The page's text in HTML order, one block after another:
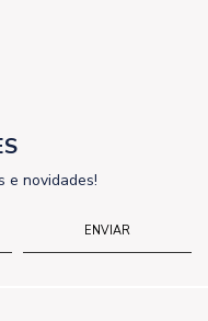
e novidades!
ENVIAR